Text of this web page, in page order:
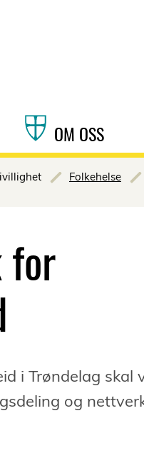
OM OSS
Folkehelse
for
i Trøndelag skal
og